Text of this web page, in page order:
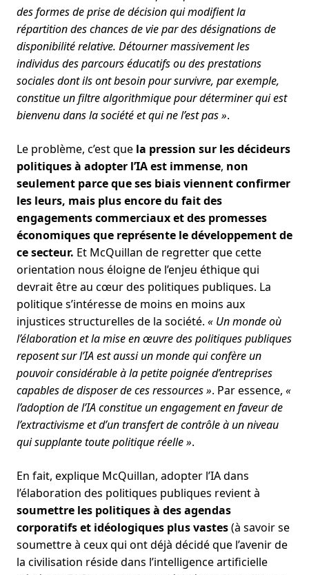
des formes de prise de décision qui modifient la
répartition des chances de vie par des désignations de
disponibilité relative. Détourner massivement les
individus des parcours éducatifs ou des prestations
sociales dont ils ont besoin pour survivre, par exemple,
constitue un filtre algorithmique pour déterminer qui est
bienvenu dans la société et qui ne l’est pas ».
Le problème, c’est que la pression sur les décideurs
politiques à adopter l’IA est immense, non
seulement parce que ses biais viennent confirmer
les leurs, mais plus encore du fait des
engagements commerciaux et des promesses
économiques que représente le développement de
ce secteur. Et McQuillan de regretter que cette
orientation nous éloigne de l’enjeu éthique qui
devrait être au cœur des politiques publiques. La
politique s’intéresse de moins en moins aux
injustices structurelles de la société. « Un monde où
l’élaboration et la mise en œuvre des politiques publiques
reposent sur l’IA est aussi un monde qui confère un
pouvoir considérable à la petite poignée d’entreprises
capables de disposer de ces ressources ». Par essence, «
l’adoption de l’IA constitue un engagement en faveur de
l’extractivisme et d’un transfert de contrôle à un niveau
qui supplante toute politique réelle ».
En fait, explique McQuillan, adopter l’IA dans
l’élaboration des politiques publiques revient à
soumettre les politiques à des agendas
corporatifs et idéologiques plus vastes(à savoir se
soumettre à ceux qui ont déjà décidé que l’avenir de
la civilisation réside dans l’intelligence artificielle